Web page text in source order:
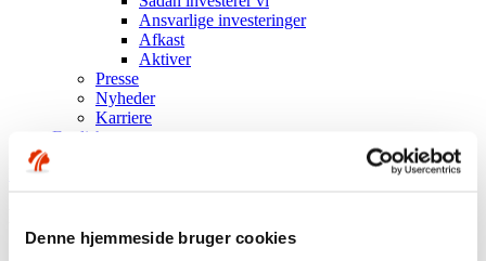
Denne hjemmeside bruger cookies
Ansvarlige investeringer
Afkast
Aktiver
Presse
Nyheder
Karriere
English
Log på Min side med MitID